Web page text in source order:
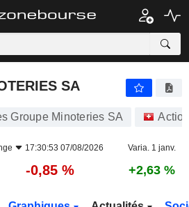
SA
SA
Groupe Minoteries SA
17:30:53 07/08/2026 Varia. 1 janv.
-0,85 % +2,63 %